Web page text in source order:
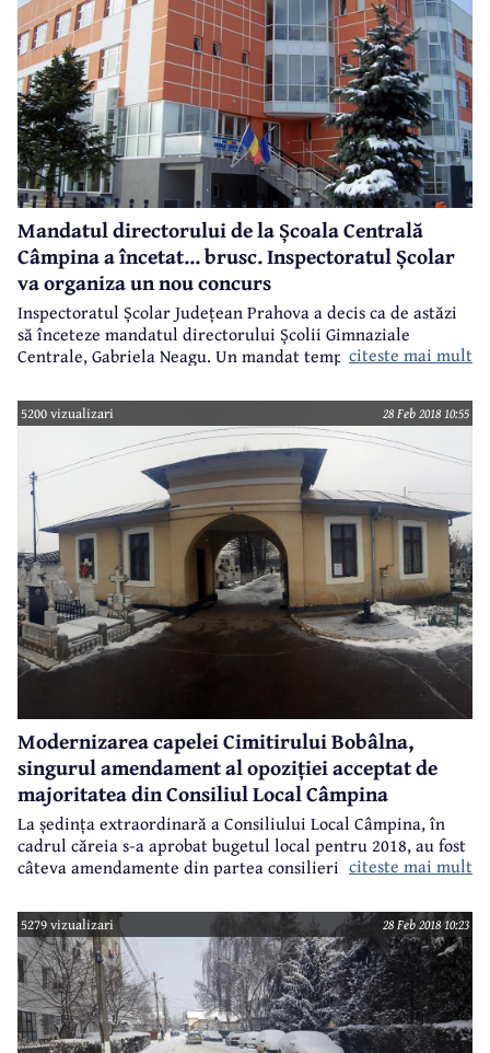
Mandatul directorului de la Școala Centrală
Câmpina a încetat... brusc. Inspectoratul Școlar
va organiza un nou concurs
Inspectoratul Școlar Județean Prahova a decis ca de astăzi
să înceteze mandatul directorului Școlii Gimnaziale
Centrale, Gabriela Neagu. Un mandat temporar, obținut în
a împărțit profesorii și părinții în două tabere: pro și
contra Gabriela Neagu.
citeste mai mult
5200 vizualizari 28 Feb 2018 10:55
Modernizarea capelei Cimitirului Bobâlna,
singurul amendament al opoziției acceptat de
majoritatea din Consiliul Local Câmpina
La ședința extraordinară a Consiliului Local Câmpina, în
cadrul căreia s-a aprobat bugetul local pentru 2018, au fost
câteva amendamente din partea consilierilor locali, dar
capelei de la Cimitirul Bobâlna, pentru care s-au alocat
50.000 lei.
citeste mai mult
5279 vizualizari 28 Feb 2018 10:23